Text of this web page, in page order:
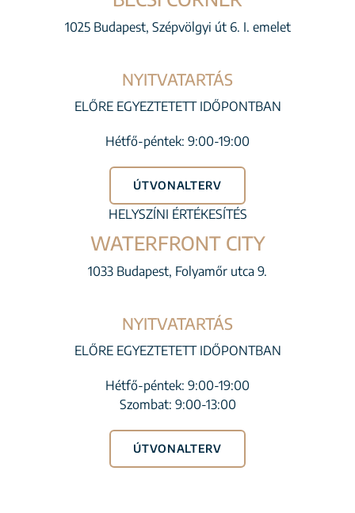
1025 Budapest, Szépvölgyi út 6. I. emelet
NYITVATARTÁS
ELŐRE EGYEZTETETT IDŐPONTBAN
Hétfő-péntek: 9:00-19:00
ÚTVONALTERV
HELYSZÍNI ÉRTÉKESÍTÉS
WATERFRONT CITY
1033 Budapest, Folyamőr utca 9.
NYITVATARTÁS
ELŐRE EGYEZTETETT IDŐPONTBAN
Hétfő-péntek: 9:00-19:00
Szombat: 9:00-13:00
ÚTVONALTERV